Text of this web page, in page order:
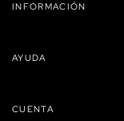
INFORMACIÓN
AYUDA
CUENTA